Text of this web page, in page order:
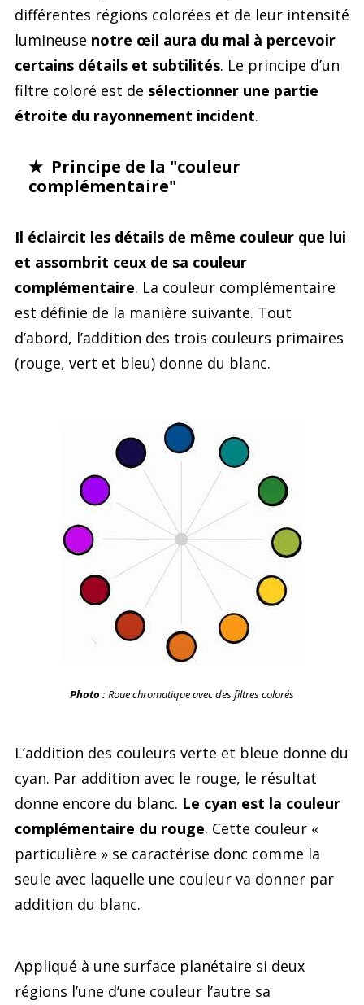
différentes régions colorées et de leur intensité
lumineuse notre œil aura du mal à percevoir
certains détails et subtilités. Le principe d’un
filtre coloré est de sélectionner une partie
étroite du rayonnement incident.
★ Principe de la "couleur
complémentaire"
Il éclaircit les détails de même couleur que lui
et assombrit ceux de sa couleur
complémentaire. La couleur complémentaire
est définie de la manière suivante. Tout
d’abord, l’addition des trois couleurs primaires
(rouge, vert et bleu) donne du blanc.
Photo :Roue chromatique avec des filtres colorés
L’addition des couleurs verte et bleue donne du
cyan. Par addition avec le rouge, le résultat
donne encore du blanc. Le cyan est la couleur
complémentaire du rouge. Cette couleur «
particulière » se caractérise donc comme la
seule avec laquelle une couleur va donner par
addition du blanc.
Appliqué à une surface planétaire si deux
régions l’une d’une couleur l’autre sa